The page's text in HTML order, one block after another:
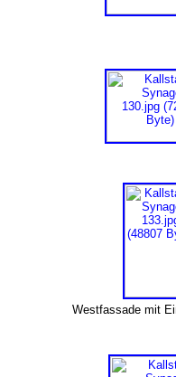
Westfassade mit